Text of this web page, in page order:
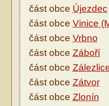
část obce Újezdec
část obce Vinice
část obce Vrbno
část obce Záboří
část obce
část obce Zátvor
část obce Zlonín